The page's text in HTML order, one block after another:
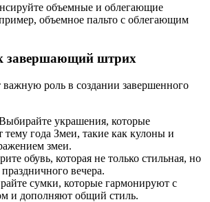
объемные и облегающие
объемное пальто с облегающим
завершающий штрих
роль в создании завершенного
украшения, которые
тему года Змеи, такие как кулоны и
змеи.
обувь, которая не только стильная, но
вечера.
сумки, которые гармонируют с
и дополняют общий стиль.